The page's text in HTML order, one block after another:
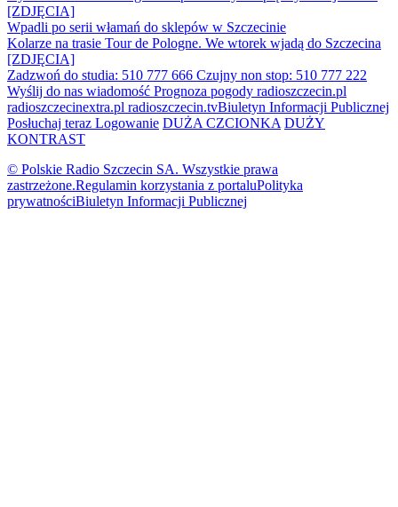
[ZDJĘCIA]
Wpadli po serii włamań do sklepów w Szczecinie
Kolarze na trasie Tour de Pologne. We wtorek wjadą do Szczecina
[ZDJĘCIA]
Zadzwoń do studia: 510 777 666 Czujny non stop: 510 777 222
Wyślij do nas wiadomość Prognoza pogody radioszczecin.pl
radioszczecinextra.pl radioszczecin.tvBiuletyn Informacji Publicznej
Posłuchaj teraz Logowanie DUŻA CZCIONKA DUŻY
KONTRAST
© Polskie Radio Szczecin SA. Wszystkie prawa
zastrzeżone.Regulamin korzystania z portaluPolityka
prywatnościBiuletyn Informacji Publicznej